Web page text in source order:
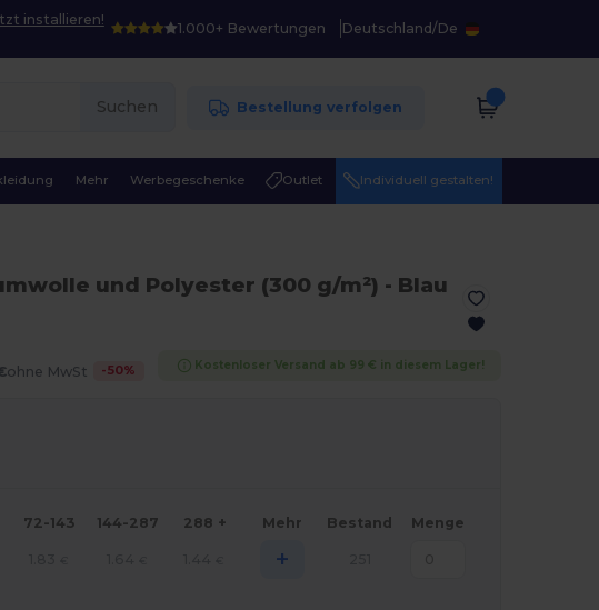
installieren!
1.000+ Bewertungen Deutschland/De
Suchen Bestellung verfolgen
Mehr Werbegeschenke Outlet Individuell gestalten!
und Polyester (300 g/m²) - Blau
ohne MwSt -50% Kostenloser Versand ab 99 € in diesem Lager!
72-143 144-287 288 + Mehr Bestand Menge
+